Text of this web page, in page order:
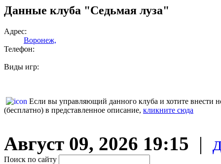
Данные клуба "Седьмая луза"
Адрес:
Воронеж,
Телефон:
Виды игр:
Если вы управляющий данного клуба и хотите внести
(бесплатно) в представленное описание, кликните сюда
Август 09, 2026 19:15 |
Поиск по сайту